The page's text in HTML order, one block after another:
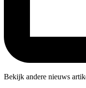
Bekijk andere nieuws